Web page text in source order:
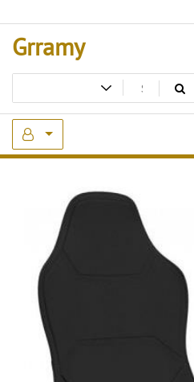
to
content
Grramy